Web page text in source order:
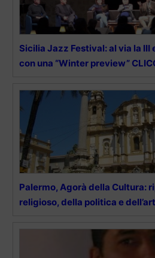
Sicilia Jazz Festival: al via la III
con una “Winter preview”
Palermo, Agorà della Cultura:
religioso, della politica e